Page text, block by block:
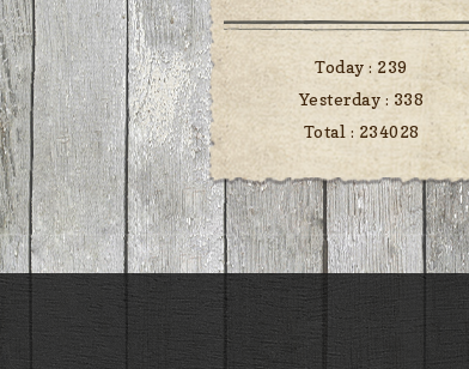
Today : 239
Yesterday : 338
Total : 234028